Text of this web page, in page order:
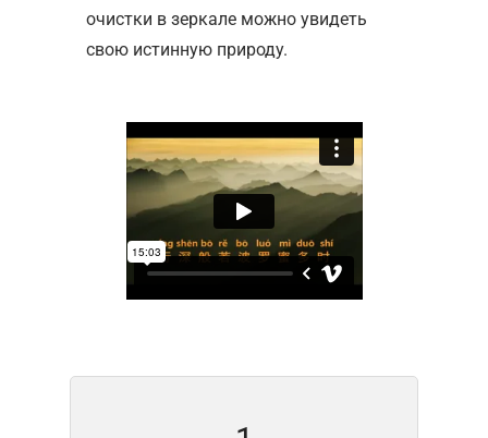
очистки в зеркале можно увидеть
свою истинную природу.